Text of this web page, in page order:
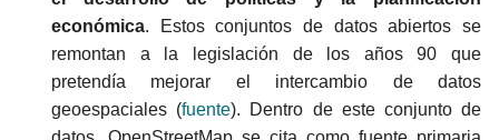
económica. Estos conjuntos de datos abiertos se
remontan a la legislación de los años 90 que
pretendía mejorar el intercambio de datos
geoespaciales (fuente). Dentro de este conjunto de